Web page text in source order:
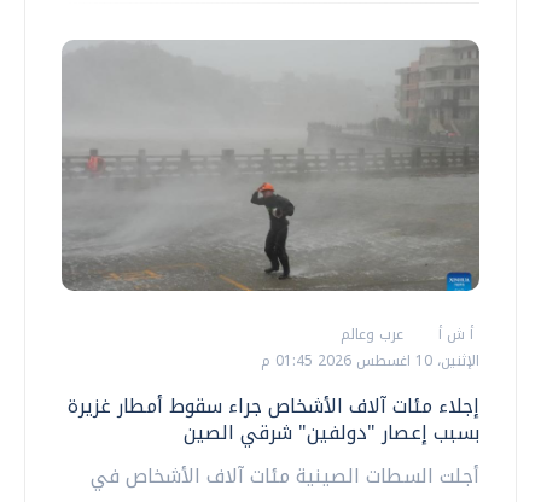
أ ش أ
عرب وعالم
الإثنين، 10 اغسطس 2026 01:45 م
إجلاء مئات آلاف الأشخاص جراء سقوط أمطار غزيرة
بسبب إعصار "دولفين" شرقي الصين
أجلت السطات الصينية مئات آلاف الأشخاص في